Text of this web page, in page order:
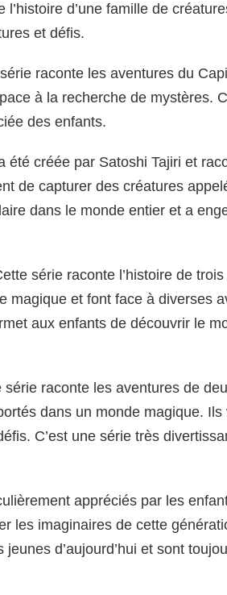
d’une famille de
et défis.
raconte les aventures du
à la recherche de mystères.
des enfants.
été créée par Satoshi Tajiri et
de capturer des créatures
dans le monde entier et a
série raconte l’histoire de
magique et font face à diverses
aux enfants de découvrir le
série raconte les aventures de
dans un monde magique. Ils
C’est une série très
appréciés par les
les imaginaires de cette
d’aujourd’hui et sont